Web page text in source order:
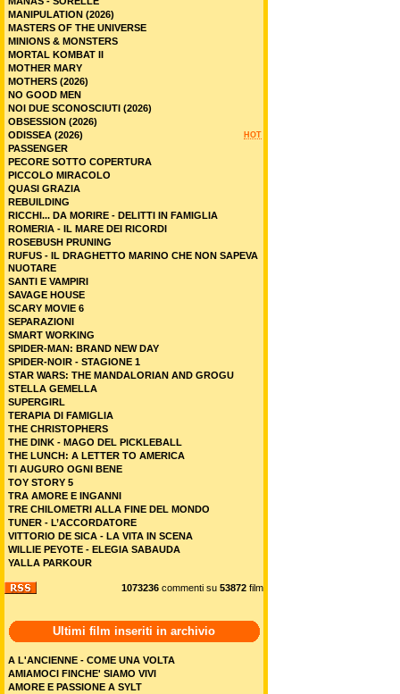
MANIPULATION (2026)
MASTERS OF THE UNIVERSE
MINIONS & MONSTERS
MORTAL KOMBAT II
MOTHER MARY
MOTHERS (2026)
NO GOOD MEN
NOI DUE SCONOSCIUTI (2026)
OBSESSION (2026)
HOT
ODISSEA (2026)
PASSENGER
PECORE SOTTO COPERTURA
PICCOLO MIRACOLO
QUASI GRAZIA
REBUILDING
RICCHI... DA MORIRE - DELITTI IN FAMIGLIA
ROMERIA - IL MARE DEI RICORDI
ROSEBUSH PRUNING
RUFUS - IL DRAGHETTO MARINO CHE NON SAPEVA
NUOTARE
SANTI E VAMPIRI
SAVAGE HOUSE
SCARY MOVIE 6
SEPARAZIONI
SMART WORKING
SPIDER-MAN: BRAND NEW DAY
SPIDER-NOIR - STAGIONE 1
STAR WARS: THE MANDALORIAN AND GROGU
STELLA GEMELLA
SUPERGIRL
TERAPIA DI FAMIGLIA
THE CHRISTOPHERS
THE DINK - MAGO DEL PICKLEBALL
THE LUNCH: A LETTER TO AMERICA
TI AUGURO OGNI BENE
TOY STORY 5
TRA AMORE E INGANNI
TRE CHILOMETRI ALLA FINE DEL MONDO
TUNER - L’ACCORDATORE
VITTORIO DE SICA - LA VITA IN SCENA
WILLIE PEYOTE - ELEGIA SABAUDA
YALLA PARKOUR
1073236 commenti su 53872 film
Ultimi film inseriti in archivio
A L'ANCIENNE - COME UNA VOLTA
AMIAMOCI FINCHE' SIAMO VIVI
AMORE E PASSIONE A SYLT